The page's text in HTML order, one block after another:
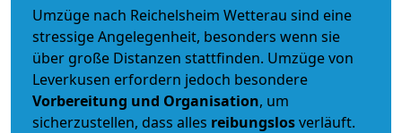
Umzüge nach Reichelsheim Wetterau sind eine
stressige Angelegenheit, besonders wenn sie
über große Distanzen stattfinden. Umzüge von
Leverkusen erfordern jedoch besondere
Vorbereitung und Organisation, um
sicherzustellen, dass alles reibungslosverläuft.